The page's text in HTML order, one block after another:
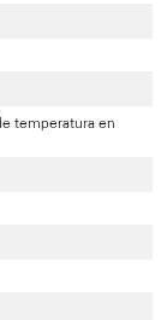
temperatura en